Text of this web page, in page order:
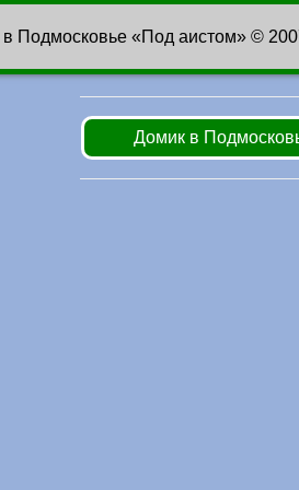
Подмосковье «Под аистом» ©
Домик в